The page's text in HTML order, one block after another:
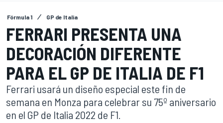
Fórmula 1 GP de Italia
FERRARI PRESENTA UNA
DECORACIÓN DIFERENTE
PARA EL GP DE ITALIA DE F1
Ferrari usará un diseño especial este fin de
semana en Monza para celebrar su 75º aniversario
en el GP de Italia 2022 de F1.